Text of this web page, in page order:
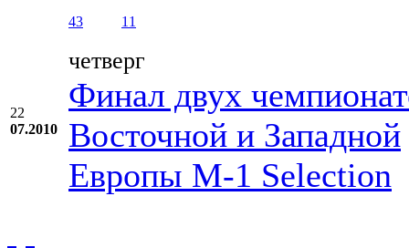
43 11
22
07.2010
четверг
Финал двух
Восточной и Западной
Европы М-1 Selection